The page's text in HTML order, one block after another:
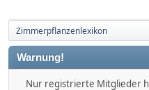
Zimmerpflanzenlexikon
Warnung!
Nur registrierte Mitglieder